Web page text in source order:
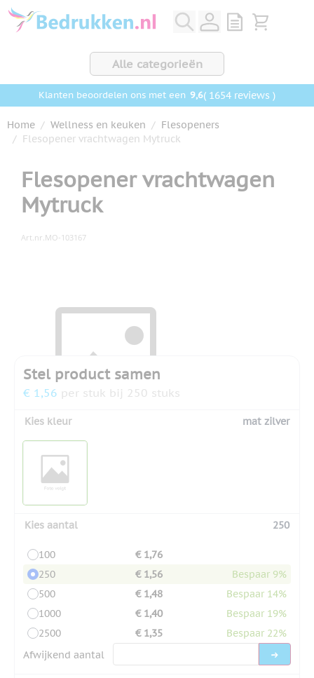
Ga naar de inhoud
View quote,
Bekijk
Alle categorieën
Klanten beoordelen ons met een 9,6( 1654 reviews )
Home / Wellness en keuken / Flesopeners
/ Flesopener vrachtwagen Mytruck
Flesopener vrachtwagen
Mytruck
Art.nr. MO-103167
Stel product samen
€ 1,56 per stuk bij 250 stuks
Kies kleur mat zilver
Kies aantal 250
100
€ 1,76
250
€ 1,56
Bespaar 9%
500
€ 1,48
Bespaar 14%
1000
€ 1,40
Bespaar 19%
2500
€ 1,35
Bespaar 22%
Afwijkend aantal